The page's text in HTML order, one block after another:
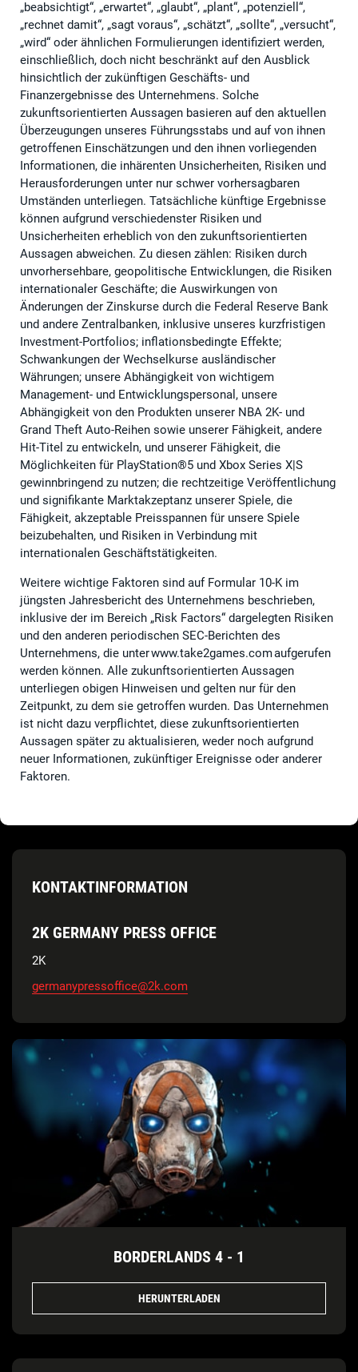
„beabsichtigt“, „erwartet“, „glaubt“, „plant“, „potenziell“,
„rechnet damit“, „sagt voraus“, „schätzt“, „sollte“, „versucht“,
„wird“ oder ähnlichen Formulierungen identifiziert werden,
einschließlich, doch nicht beschränkt auf den Ausblick
hinsichtlich der zukünftigen Geschäfts- und
Finanzergebnisse des Unternehmens. Solche
zukunftsorientierten Aussagen basieren auf den aktuellen
Überzeugungen unseres Führungsstabs und auf von ihnen
getroffenen Einschätzungen und den ihnen vorliegenden
Informationen, die inhärenten Unsicherheiten, Risiken und
Herausforderungen unter nur schwer vorhersagbaren
Umständen unterliegen. Tatsächliche künftige Ergebnisse
können aufgrund verschiedenster Risiken und
Unsicherheiten erheblich von den zukunftsorientierten
Aussagen abweichen. Zu diesen zählen: Risiken durch
unvorhersehbare, geopolitische Entwicklungen, die Risiken
internationaler Geschäfte; die Auswirkungen von
Änderungen der Zinskurse durch die Federal Reserve Bank
und andere Zentralbanken, inklusive unseres kurzfristigen
Investment-Portfolios; inflationsbedingte Effekte;
Schwankungen der Wechselkurse ausländischer
Währungen; unsere Abhängigkeit von wichtigem
Management- und Entwicklungspersonal, unsere
Abhängigkeit von den Produkten unserer NBA 2K- und
Grand Theft Auto-Reihen sowie unserer Fähigkeit, andere
Hit-Titel zu entwickeln, und unserer Fähigkeit, die
Möglichkeiten für PlayStation®5 und Xbox Series X|S
gewinnbringend zu nutzen; die rechtzeitige Veröffentlichung
und signifikante Marktakzeptanz unserer Spiele, die
Fähigkeit, akzeptable Preisspannen für unsere Spiele
beizubehalten, und Risiken in Verbindung mit
internationalen Geschäftstätigkeiten.
Weitere wichtige Faktoren sind auf Formular 10-K im
jüngsten Jahresbericht des Unternehmens beschrieben,
inklusive der im Bereich „Risk Factors“ dargelegten Risiken
und den anderen periodischen SEC-Berichten des
Unternehmens, die unter www.take2games.com aufgerufen
werden können. Alle zukunftsorientierten Aussagen
unterliegen obigen Hinweisen und gelten nur für den
Zeitpunkt, zu dem sie getroffen wurden. Das Unternehmen
ist nicht dazu verpflichtet, diese zukunftsorientierten
Aussagen später zu aktualisieren, weder noch aufgrund
neuer Informationen, zukünftiger Ereignisse oder anderer
Faktoren.
KONTAKTINFORMATION
2K GERMANY PRESS OFFICE
2K
germanypressoffice@2k.com
BORDERLANDS 4 - 1
HERUNTERLADEN